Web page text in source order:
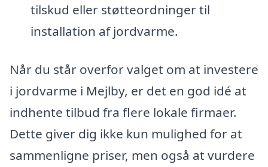
tilskud eller støtteordninger til
installation af jordvarme.
Når du står overfor valget om at investere
i jordvarme i Mejlby, er det en god idé at
indhente tilbud fra flere lokale firmaer.
Dette giver dig ikke kun mulighed for at
sammenligne priser, men også at vurdere